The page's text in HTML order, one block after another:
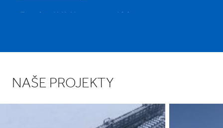
Exentec U.K. Hargreaves Ltd.
Londýn
NAŠE PROJEKTY